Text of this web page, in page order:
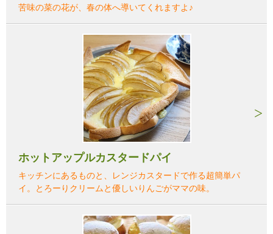
苦味の菜の花が、春の体へ導いてくれますよ♪
ホットアップルカスタードパイ
キッチンにあるものと、レンジカスタードで作る超簡単パ
イ。とろーりクリームと優しいりんごがママの味。